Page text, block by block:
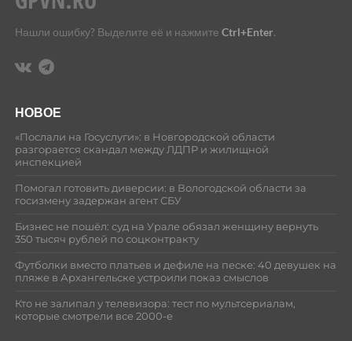
Нашли ошибку? Выделите её и нажмите Ctrl+Enter.
НОВОЕ
«Послали на Госуслуги»: в Новгородской области
разгорается скандал между ЛДПР и жилищной
инспекцией
Помогал готовить диверсии: в Вологодской области за
госизмену задержан агент СБУ
Бизнес не пошёл: суд на Урале обязал женщину вернуть
350 тысяч рублей по соцконтракту
Футболки вместо платьев и дефиле на песке: 40 девушек на
пляже в Архангельске устроили показ смыслов
Кто не залипал у телевизора: тест по мультсериалам,
которые смотрели все 2000-е